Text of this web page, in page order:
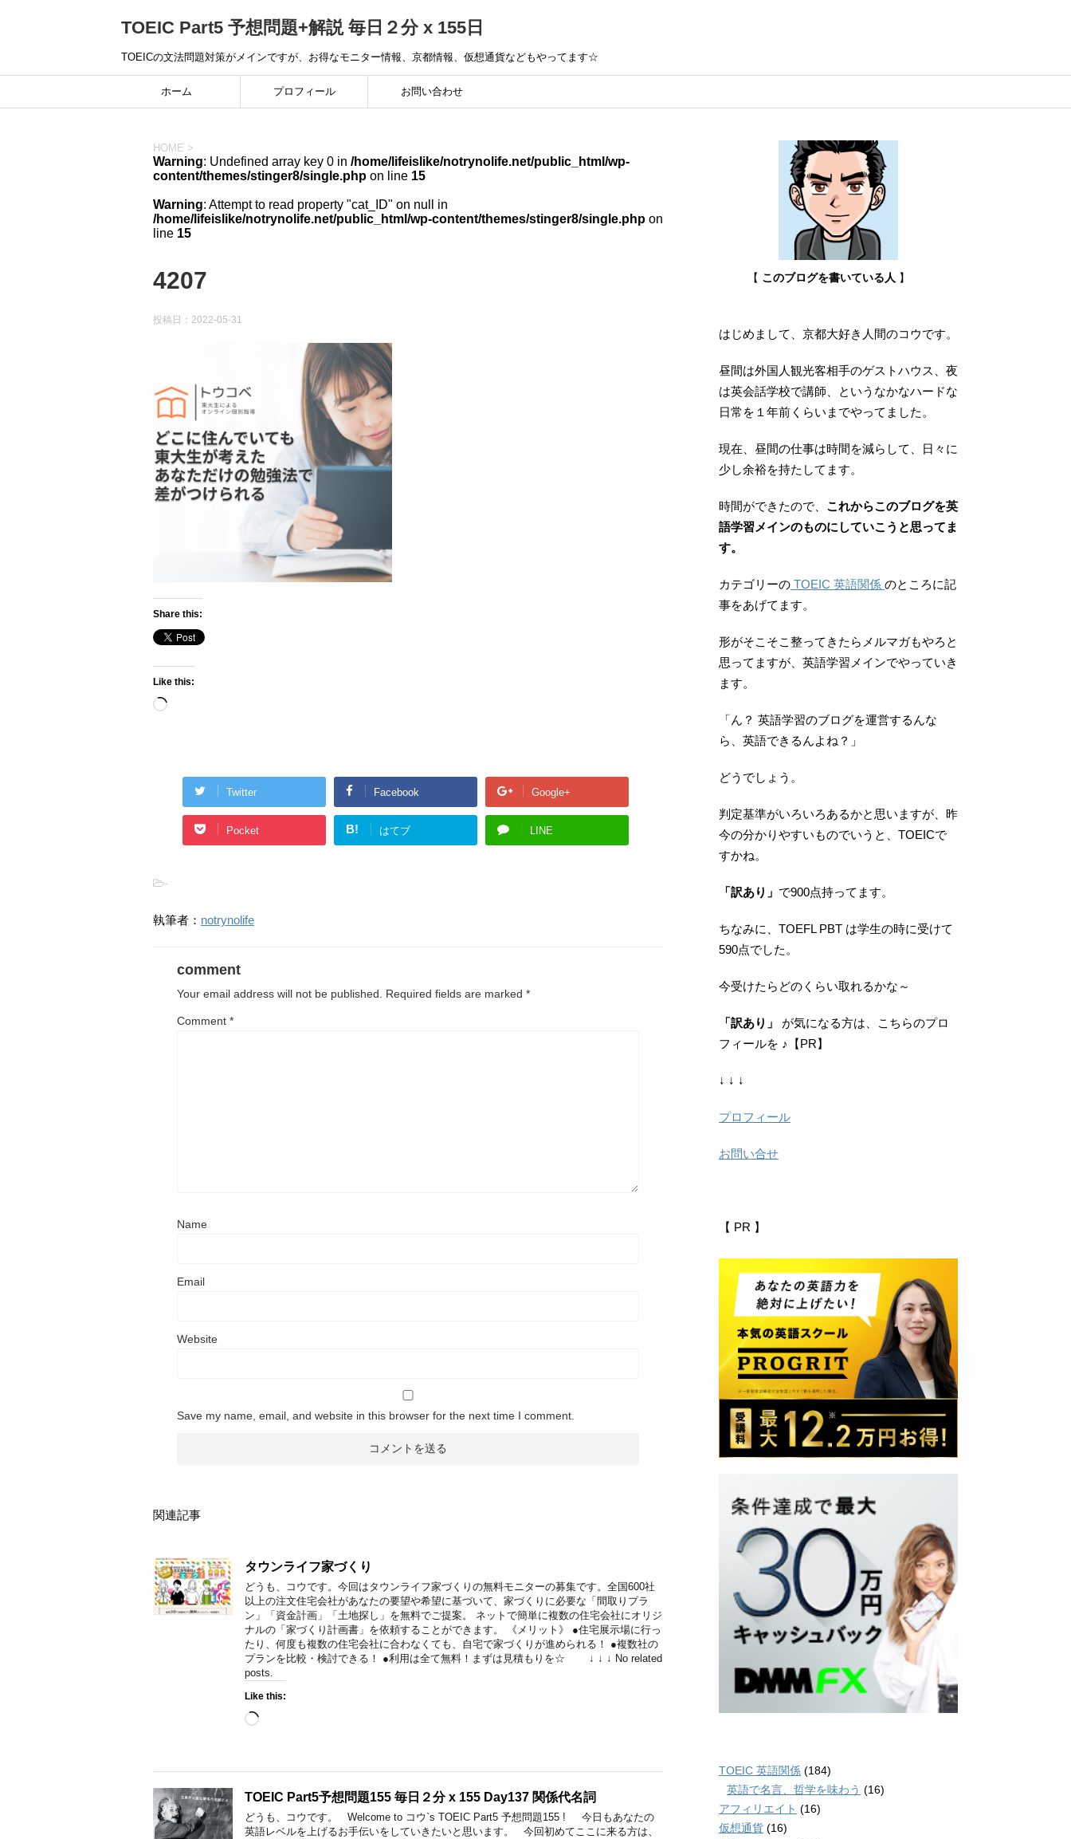
TOEIC Part5 予想問題+解説 毎日２分 x 155日
TOEICの文法問題対策がメインですが、お得なモニター情報、京都情報、仮想通貨などもやってます☆
ホーム プロフィール お問い合わせ
HOME >
Warning: Undefined array key 0 in /home/lifeislike/notrynolife.net/public_html/wp-
content/themes/stinger8/single.php on line 15
Warning: Attempt to read property "cat_ID" on null in
/home/lifeislike/notrynolife.net/public_html/wp-content/themes/stinger8/single.php on
line 15
4207
投稿日： 2022-05-31
Share this:
Like this:
Loading…
Twitter Facebook Google+
Pocket B! はてブ LINE
-
執筆者： notrynolife
comment
Your email address will not be published. Required fields are marked *
Comment *
Name
Email
Website
Save my name, email, and website in this browser for the next time I comment.
関連記事
タウンライフ家づくり
どうも、コウです。今回はタウンライフ家づくりの無料モニターの募集です。全国600社
以上の注文住宅会社があなたの要望や希望に基づいて、家づくりに必要な「間取りプラ
ン」「資金計画」「土地探し」を無料でご提案。 ネットで簡単に複数の住宅会社にオリジ
ナルの「家づくり計画書」を依頼することができます。 《メリット》 ●住宅展示場に行っ
たり、何度も複数の住宅会社に合わなくても、自宅で家づくりが進められる！ ●複数社の
プランを比較・検討できる！ ●利用は全て無料！まずは見積もりを☆ ↓ ↓ ↓ No related
posts.
Like this:
Loading…
TOEIC Part5予想問題155 毎日２分 x 155 Day137 関係代名詞
どうも、コウです。 Welcome to コウ`s TOEIC Part5 予想問題155 ! 今日もあなたの
英語レベルを上げるお手伝いをしていきたいと思います。 今回初めてここに来る方は、
【 このブログを書いている人 】
はじめまして、京都大好き人間のコウです。
昼間は外国人観光客相手のゲストハウス、夜
は英会話学校で講師、というなかなハードな
日常を１年前くらいまでやってました。
現在、昼間の仕事は時間を減らして、日々に
少し余裕を持たしてます。
時間ができたので、 これからこのブログを英
語学習メインのものにしていこうと思ってま
す。
カテゴリーの TOEIC 英語関係 のところに記
事をあげてます。
形がそこそこ整ってきたらメルマガもやろと
思ってますが、英語学習メインでやっていき
ます。
「ん？ 英語学習のブログを運営するんな
ら、英語できるんよね？」
どうでしょう。
判定基準がいろいろあるかと思いますが、昨
今の分かりやすいものでいうと、TOEICで
すかね。
「訳あり」 で900点持ってます。
ちなみに、TOEFL PBT は学生の時に受けて
590点でした。
今受けたらどのくらい取れるかな～
「訳あり」
が気になる方は、こちらのプロ
フィールを ♪【PR】
↓ ↓ ↓
プロフィール
お問い合せ
【 PR 】
TOEIC 英語関係 (184)
英語で名言、哲学を味わう (16)
アフィリエイト (16)
仮想通貨 (16)